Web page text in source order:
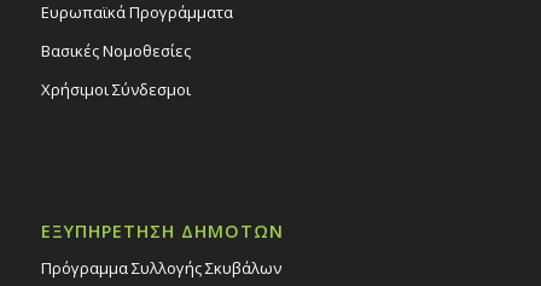
Ευρωπαϊκά Προγράμματα
Βασικές Νομοθεσίες
Χρήσιμοι Σύνδεσμοι
ΕΞΥΠΗΡΕΤΗΣΗ ΔΗΜΟΤΩΝ
Πρόγραμμα Συλλογής Σκυβάλων